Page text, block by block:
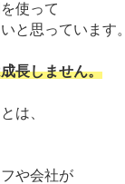
使って
と思っています。
長しません。
は、
や会社が